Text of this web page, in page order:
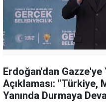
Erdoğan'dan Gazze'ye
Açıklaması: "Türkiye,
Yanında Durmaya